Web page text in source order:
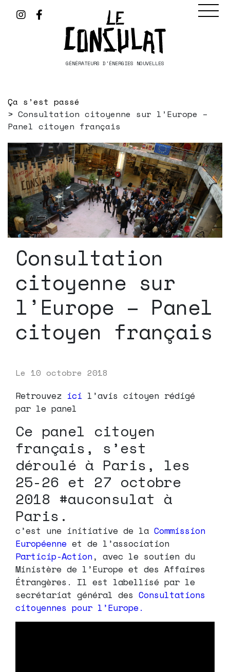
GÉNÉRATEURS D'ÉNERGIES NOUVELLES
Ça s’est passé
Consultation citoyenne sur l’Europe –
Panel citoyen français
Consultation
citoyenne sur
l’Europe – Panel
citoyen français
Le 10 octobre 2018
Retrouvez ici l’avis citoyen rédigé
par le panel
Ce panel citoyen
français, s’est
déroulé à Paris, les
25-26 et 27 octobre
2018 #auconsulat à
Paris.
c’est une initiative de la Commission
Européenne et de l’association
Particip-Action , avec le soutien du
Ministère de l’Europe et des Affaires
Étrangères. Il est labellisé par le
secrétariat général des Consultations
citoyennes pour l’Europe.